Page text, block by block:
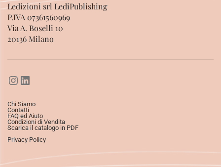
Ledizioni srl LediPublishing
P.IVA 07361560969
Via A. Boselli 10
20136 Milano
Chi Siamo
Contatti
FAQ ed Aiuto
Condizioni di Vendita
Scarica il catalogo in PDF
Privacy Policy